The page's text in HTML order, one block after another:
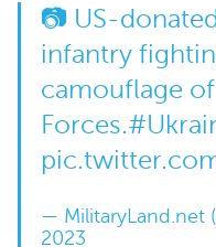
📷 US-
infantry
camouflage
Forces.
— MilitaryLand.net
2023